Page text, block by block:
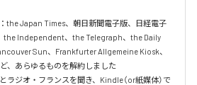
the Japan Times、朝日新聞電子版、日経電子
the Independent、the Telegraph、the Daily
Sun、Frankfurter Allgemeine Kiosk、
、あらゆるものを解約しました
ラジオ・フランスを聞き、Kindle（or紙媒体）で